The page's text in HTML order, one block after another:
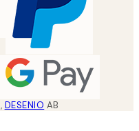
, DESENIO AB